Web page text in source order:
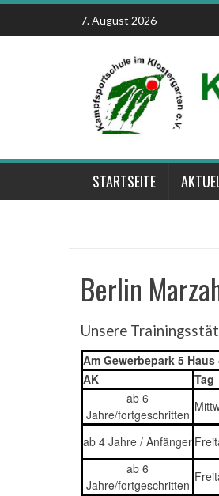
Skip
content
7. August 2026
STARTSEITE
Berlin
Unsere
Am Gewerbepark 5
AK
Tag
ab 6
Jahre/fortgeschritten
ab 4 Jahre / Anfänger
ab 6
Jahre/fortgeschritten